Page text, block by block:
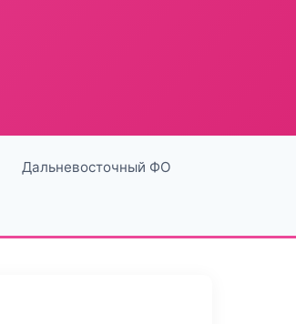
Дальневосточный ФО